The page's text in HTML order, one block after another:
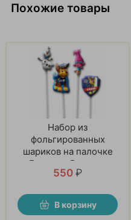
Похожие товары
Набор из
фольгированных
шариков на палочке
«Большая Радость»
550 ₽
В корзину